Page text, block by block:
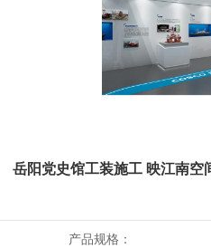
岳阳党史馆工装施工 映江南空
产品规格：